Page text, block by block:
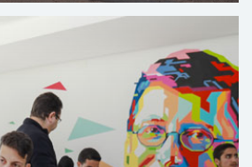
en los oficios de la hostelería
Hank (Casablanca)